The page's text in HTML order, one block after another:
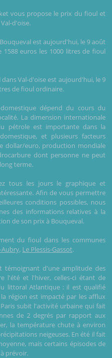
vous propose le prix du fioul et
d'oise.
est aujourd'hui, le 9 août
1588 euros les 1000 litres de fioul
Val-d'oise est aujourd'hui, le 9
de fioul ordinaire.
dépend du cours du
La dimension internationale
pétrole est importante dans la
et plusieurs facteurs
dollar/euro, production mondiale
dont personne ne peut
terme.
tous les jours le graphique et
Afin de vous permettre
conditions possibles, nous
des informations relatives à la
de son prix à Bouqueval.
du fioul dans les communes
Aubry, Le Plessis-Gassot.
témoignant d'une amplitude des
l'été et l'hiver, celles-ci étant de
littoral Atlantique : il est qualifié
région est impacté par les afflux
subit l'activité urbaine qui fait
de 2 degrés par rapport aux
la température chute à environ
neigeuses. En été il fait
mais certains épisodes de
prévoir.